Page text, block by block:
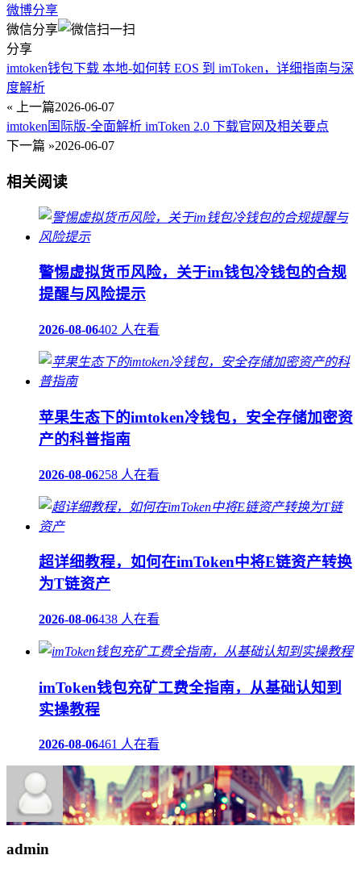
微博分享
微信分享
分享
imtoken钱包下载 本地-如何转 EOS 到 imToken，详细指南与深
度解析
« 上一篇2026-06-07
imtoken国际版-全面解析 imToken 2.0 下载官网及相关要点
下一篇 »2026-06-07
相关阅读
警惕虚拟货币风险，关于im钱包冷钱包的合规
提醒与风险提示
2026-08-06402 人在看
苹果生态下的imtoken冷钱包，安全存储加密资
产的科普指南
2026-08-06258 人在看
超详细教程，如何在imToken中将E链资产转换
为T链资产
2026-08-06438 人在看
imToken钱包充矿工费全指南，从基础认知到
实操教程
2026-08-06461 人在看
admin